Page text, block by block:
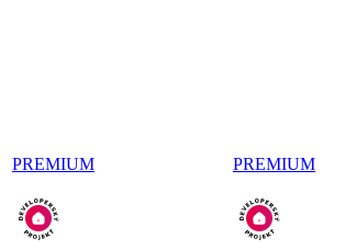
PREMIUM PREMIUM